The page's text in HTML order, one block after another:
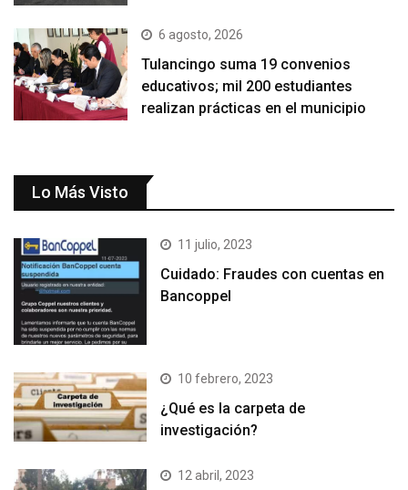
6 agosto, 2026
Tulancingo suma 19 convenios
educativos; mil 200 estudiantes
realizan prácticas en el municipio
Lo Más Visto
11 julio, 2023
Cuidado: Fraudes con cuentas en
Bancoppel
10 febrero, 2023
¿Qué es la carpeta de
investigación?
12 abril, 2023